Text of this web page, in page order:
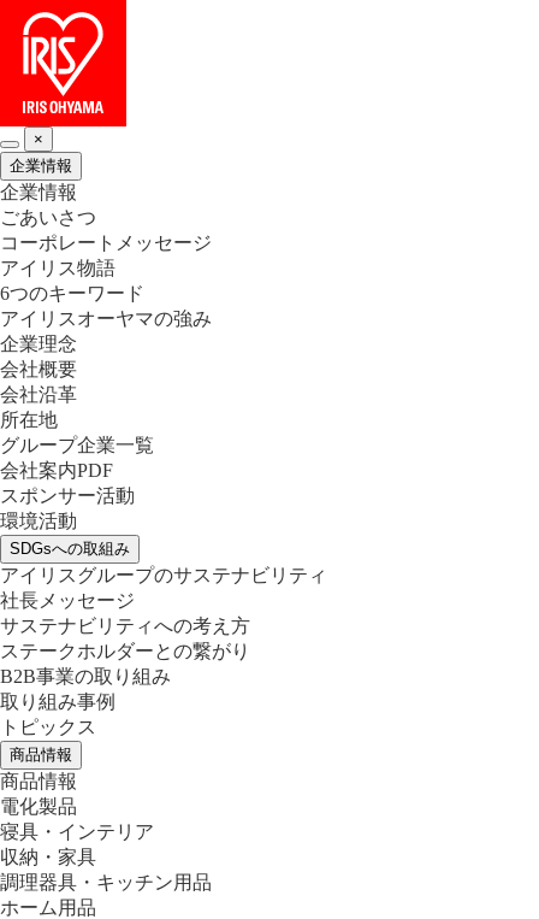
×
企業情報
企業情報
ごあいさつ
コーポレートメッセージ
アイリス物語
6つのキーワード
アイリスオーヤマの強み
企業理念
会社概要
会社沿革
所在地
グループ企業一覧
会社案内PDF
スポンサー活動
環境活動
SDGsへの取組み
アイリスグループのサステナビリティ
社長メッセージ
サステナビリティへの考え方
ステークホルダーとの繋がり
B2B事業の取り組み
取り組み事例
トピックス
商品情報
商品情報
電化製品
寝具・インテリア
収納・家具
調理器具・キッチン用品
ホーム用品